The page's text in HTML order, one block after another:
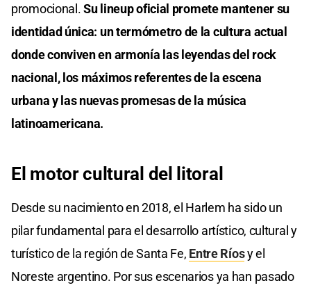
promocional.Su lineup oficial promete mantener su
identidad única: un termómetro de la cultura actual
donde conviven en armonía las leyendas del rock
nacional, los máximos referentes de la escena
urbana y las nuevas promesas de la música
latinoamericana.
El motor cultural del litoral
Desde su nacimiento en 2018, el Harlem ha sido un
pilar fundamental para el desarrollo artístico, cultural y
turístico de la región de Santa Fe, Entre Ríosy el
Noreste argentino. Por sus escenarios ya han pasado